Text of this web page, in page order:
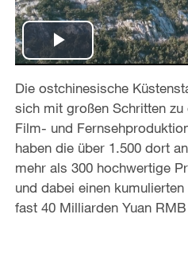
P
l
a
y
V
Die ostchinesische
sich mit großen Schritten
Film- und
haben die über 1.500 dort
mehr als 300 hochwertige
und dabei einen
fast 40 Milliarden Yuan